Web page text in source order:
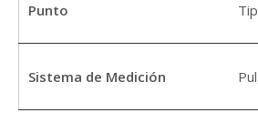
Punto
Sistema de Medición